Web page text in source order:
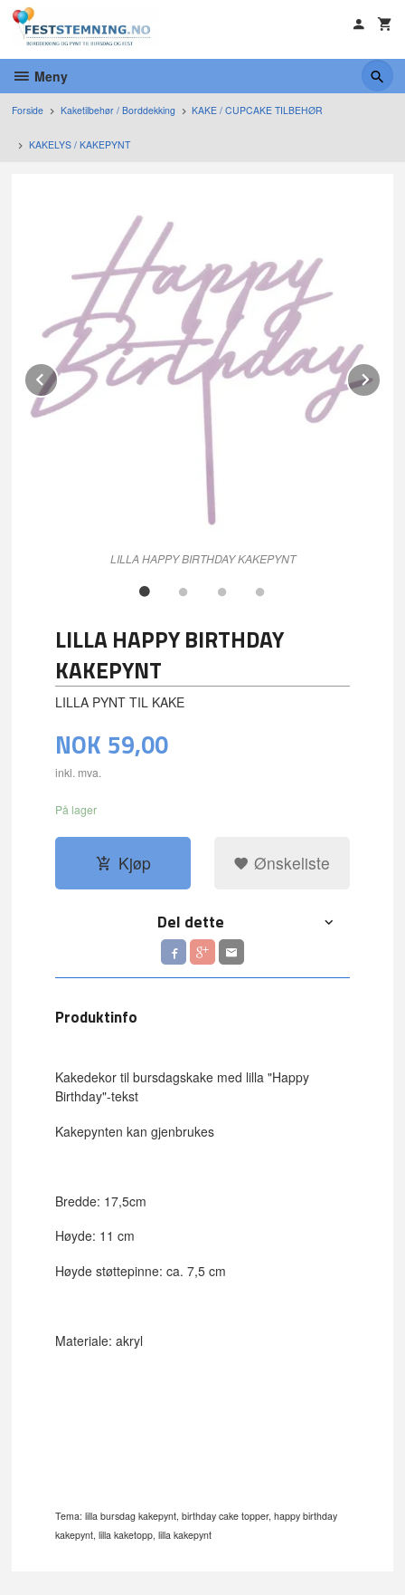
Gå
innholdet
Meny
Forside Kaketilbehør / Borddekking KAKE / CUPCAKE TILBEHØR
KAKELYS / KAKEPYNT
LILLA HAPPY BIRTHDAY KAKEPYNT
Prev
LILLA HAPPY BIRTHDAY
KAKEPYNT
LILLA PYNT TIL KAKE
NOK 59,00
inkl. mva.
På lager
Kjøp Ønskeliste
Del dette
Produktinfo
Kakedekor til bursdagskake med lilla "Happy
Birthday"-tekst
Kakepynten kan gjenbrukes
Bredde: 17,5cm
Høyde: 11 cm
Høyde støttepinne: ca. 7,5 cm
Materiale: akryl
Tema: lilla bursdag kakepynt, birthday cake topper, happy birthday
kakepynt, lilla kaketopp, lilla kakepynt